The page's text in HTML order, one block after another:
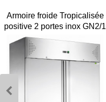
Armoire froide Tropicalisée
positive 2 portes inox GN2/1
AAF14P